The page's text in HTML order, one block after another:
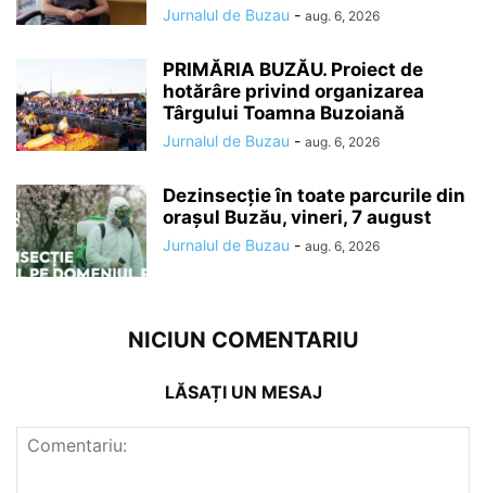
Jurnalul de Buzau - aug. 6, 2026
PRIMĂRIA BUZĂU. Proiect de
hotărâre privind organizarea
Târgului Toamna Buzoiană
Jurnalul de Buzau - aug. 6, 2026
Dezinsecție în toate parcurile din
orașul Buzău, vineri, 7 august
Jurnalul de Buzau - aug. 6, 2026
NICIUN COMENTARIU
LĂSAȚI UN MESAJ